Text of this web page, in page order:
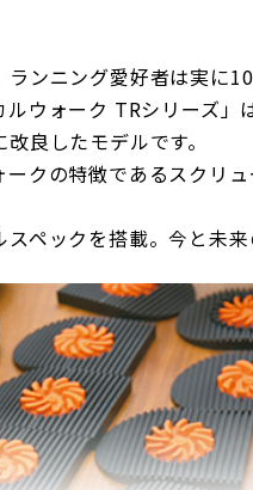
ンニング愛好者は実に
ルウォーク TRシリーズ
良したモデルです。
クの特徴であるスクリ
ペックを搭載。今と未